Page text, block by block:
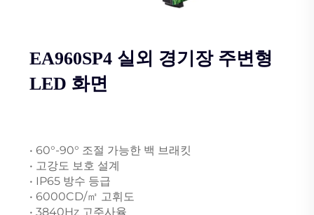
EA960SP4 실외 경기장 주변형
LED 화면
• 60°-90° 조절 가능한 백 브래킷
• 고강도 보호 설계
• IP65 방수 등급
• 6000CD/㎡ 고휘도
• 3840Hz 고주사율